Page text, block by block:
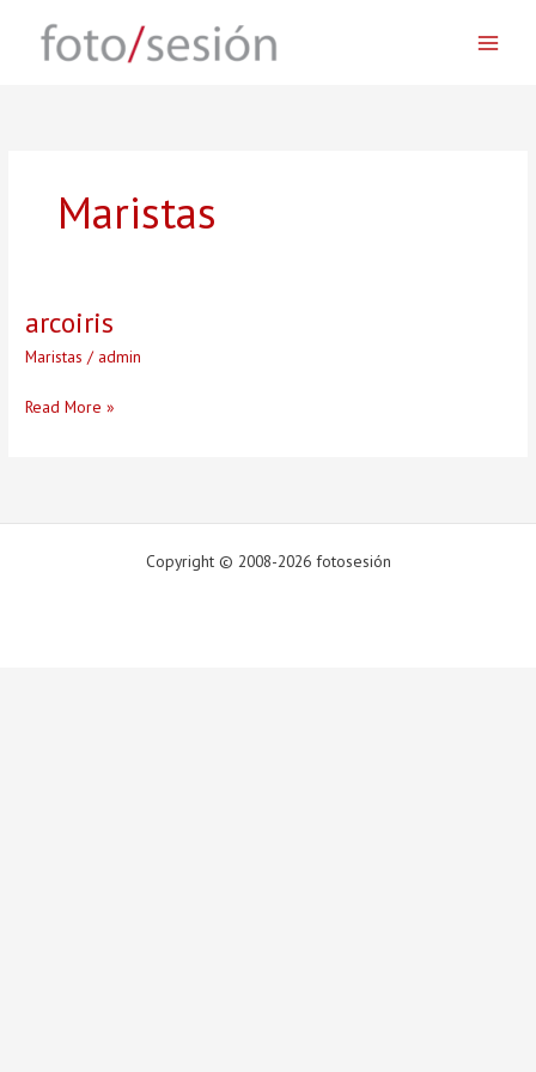
content
Maristas
arcoiris
Maristas / admin
arcoiris
Read More »
Copyright © 2008-2026 fotosesión